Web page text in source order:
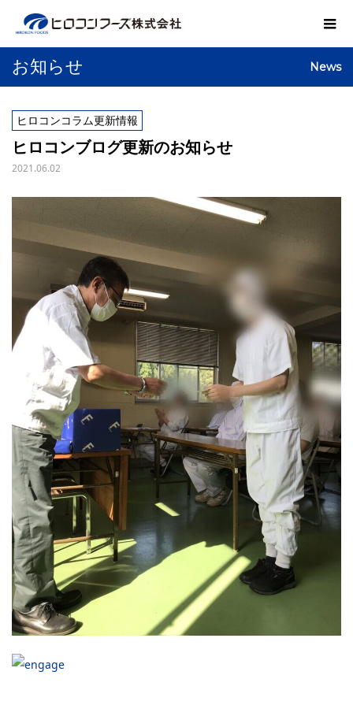
お知らせ News
ヒロコンコラム更新情報
ヒロコンブログ更新のお知らせ
2021.06.02